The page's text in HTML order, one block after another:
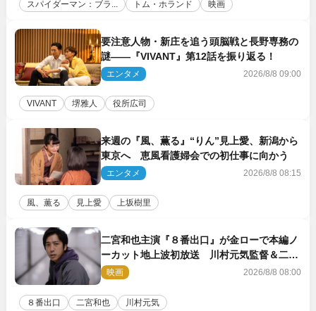
スパイダーマン：ブラ... トム・ホランド 映画
要注意人物・新庄を追う頭脳戦と長野専務の
謎――『VIVANT』第12話を振り返る！
エンタメ 2026/8/8 09:00
VIVANT 堺雅人 役所広司
来週の『風、薫る』“りん”見上愛、新潟から
東京へ 恵風看護婦会での初仕事に向かう
エンタメ 2026/8/8 08:15
風、薫る 見上愛 上坂樹里
二宮和也主演『８番出口』が金ローで本編ノ
ーカット地上波初放送 川村元気監督＆二宮
コメント到着
映画 2026/8/8 08:00
８番出口 二宮和也 川村元気